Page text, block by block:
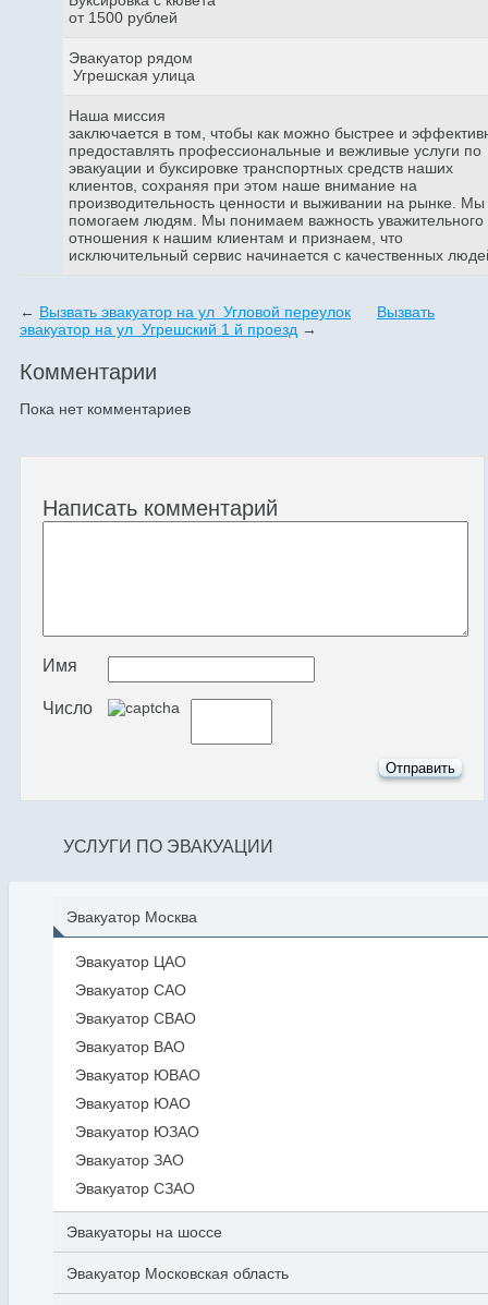
от 1500 рублей
Эвакуатор рядом
Угрешская улица
Наша миссия
заключается в том, чтобы как можно быстрее и
предоставлять профессиональные и вежливые услуги по
эвакуации и буксировке транспортных средств наших
клиентов, сохраняя при этом наше внимание на
производительность ценности и выживании на рынке. Мы
помогаем людям. Мы понимаем важность уважительного
отношения к нашим клиентам и признаем, что
исключительный сервис начинается с качественных
← Вызвать эвакуатор на ул Угловой переулок
Вызвать
эвакуатор на ул Угрешский 1 й проезд →
Комментарии
Пока нет комментариев
Написать комментарий
Имя
Число
УСЛУГИ ПО ЭВАКУАЦИИ
Эвакуатор Москва
Эвакуатор ЦАО
Эвакуатор САО
Эвакуатор СВАО
Эвакуатор ВАО
Эвакуатор ЮВАО
Эвакуатор ЮАО
Эвакуатор ЮЗАО
Эвакуатор ЗАО
Эвакуатор СЗАО
Эвакуаторы на шоссе
Эвакуатор Московская область